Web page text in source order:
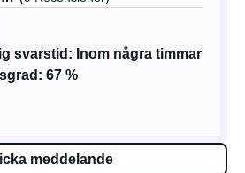
svarstid: Inom några timmar
67 %
meddelande